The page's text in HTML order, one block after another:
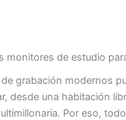
monitores de estudio
grabación modernos
desde una habitación
Por eso,